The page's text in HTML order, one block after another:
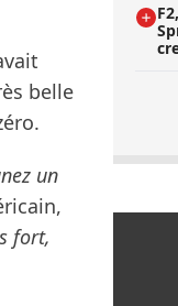
belle
un
fort,